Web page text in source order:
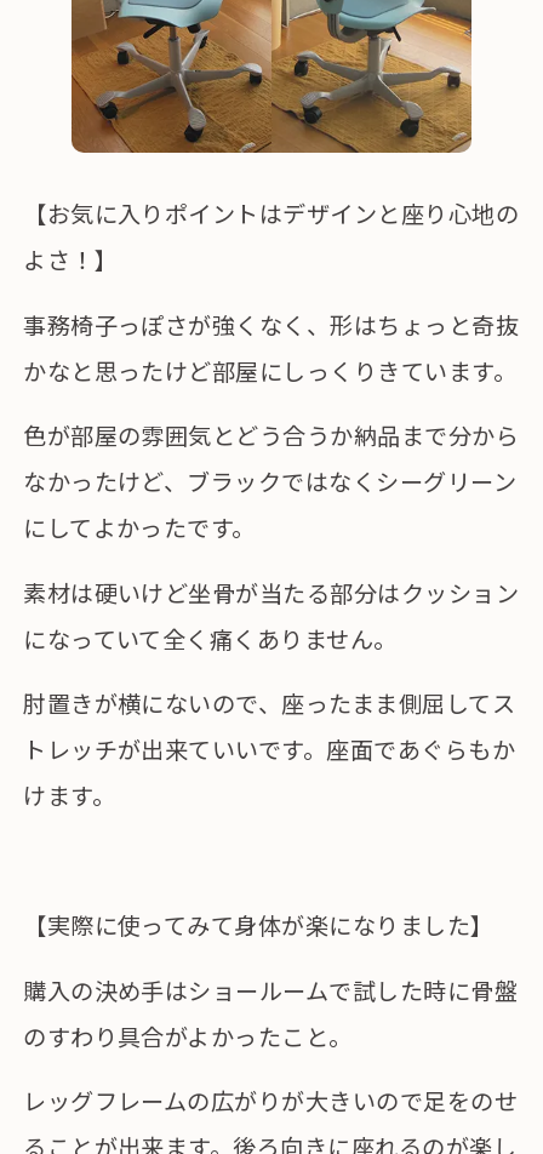
【お気に入りポイントはデザインと座り心地の
よさ！】
事務椅子っぽさが強くなく、形はちょっと奇抜
かなと思ったけど部屋にしっくりきています。
色が部屋の雰囲気とどう合うか納品まで分から
なかったけど、ブラックではなくシーグリーン
にしてよかったです。
素材は硬いけど坐骨が当たる部分はクッション
になっていて全く痛くありません。
肘置きが横にないので、座ったまま側屈してス
トレッチが出来ていいです。座面であぐらもか
けます。
【実際に使ってみて身体が楽になりました】
購入の決め手はショールームで試した時に骨盤
のすわり具合がよかったこと。
レッグフレームの広がりが大きいので足をのせ
ることが出来ます。後ろ向きに座れるのが楽し